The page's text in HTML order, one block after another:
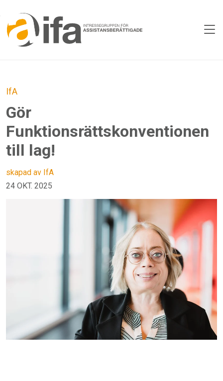
Skip to main content
IfA
Gör
Funktionsrättskonventionen
till lag!
skapad av IfA
24 OKT. 2025